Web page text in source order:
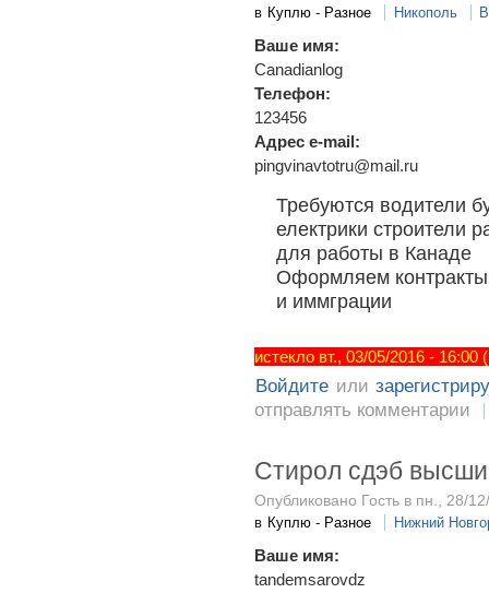
в Куплю - Разное Никополь
Ваше имя:
Canadianlog
Телефон:
123456
Адрес e-mail:
pingvinavtotru@mail.ru
Требуются водители
електрики строители
для работы в Канаде
Оформляем
и иммграции
истекло вт., 03/05/2016 -
Войдите или
отправлять комментарии
Стирол сдэб
Опубликовано Гость в пн., 28/
в Куплю - Разное Нижний
Ваше имя:
tandemsarovdz